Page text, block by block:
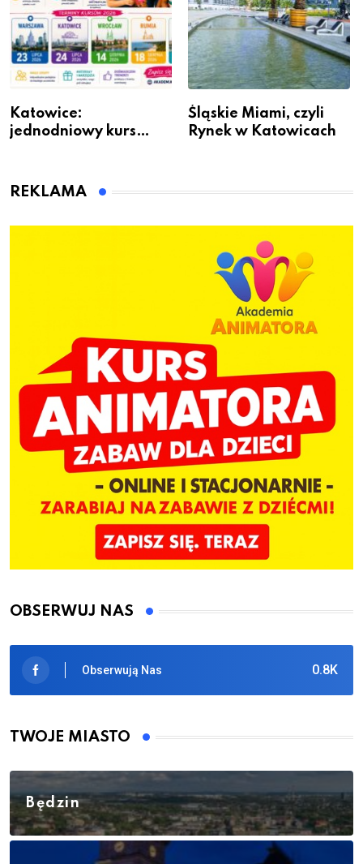
Katowice:
jednodniowy kurs
dzieci
Śląskie Miami, czyli
Rynek w Katowicach
REKLAMA
OBSERWUJ NAS
0.8K
Obserwują Nas
TWOJE MIASTO
Będzin